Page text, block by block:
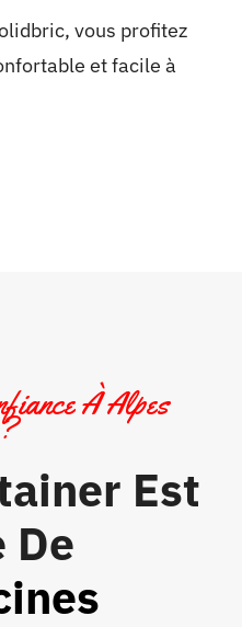
vous profitez
et facile à
À Alpes
Est
De